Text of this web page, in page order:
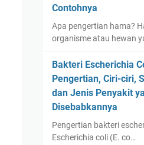
Contohnya
Apa pengertian hama?
organisme atau hewan
Bakteri Escherichia
Pengertian, Ciri-ciri,
dan Jenis Penyakit
Disebabkannya
Pengertian bakteri
Escherichia coli (E. co…